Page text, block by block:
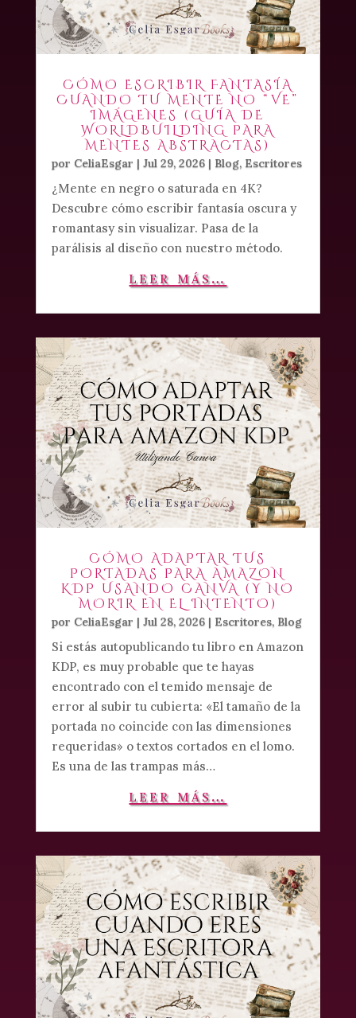
CÓMO ESCRIBIR FANTASÍA
CUANDO TU MENTE NO “VE”
IMÁGENES (GUÍA DE
WORLDBUILDING PARA
MENTES ABSTRACTAS)
por CeliaEsgar | Jul 29, 2026| Blog, Escritores
¿Mente en negro o saturada en 4K?
Descubre cómo escribir fantasía oscura y
romantasy sin visualizar. Pasa de la
parálisis al diseño con nuestro método.
leer más…
CÓMO ADAPTAR TUS
PORTADAS PARA AMAZON
KDP USANDO CANVA (Y NO
MORIR EN EL INTENTO)
por CeliaEsgar | Jul 28, 2026| Escritores, Blog
Si estás autopublicando tu libro en Amazon
KDP, es muy probable que te hayas
encontrado con el temido mensaje de
error al subir tu cubierta: «El tamaño de la
portada no coincide con las dimensiones
requeridas» o textos cortados en el lomo.
Es una de las trampas más…
leer más…